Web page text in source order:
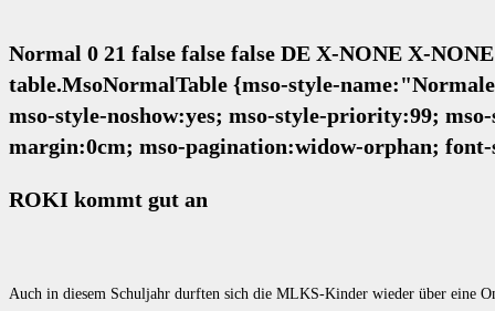
Normal 0 21 false false false DE X-NONE X-
table.MsoNormalTable {mso-style-
mso-style-noshow:yes; mso-style-priority:99;
margin:0cm; mso-pagination:widow-orphan;
ROKI kommt gut an
Auch in diesem Schuljahr durften sich die MLKS-Kinder wieder über eine